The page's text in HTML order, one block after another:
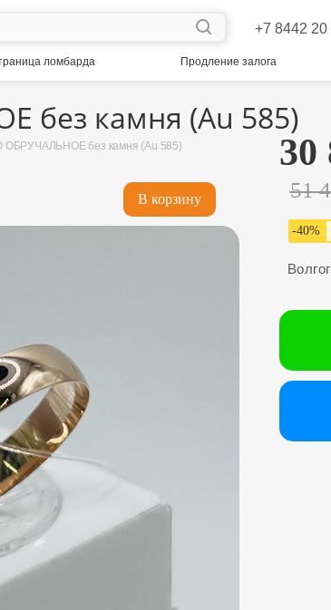
+7 8442 20
ломбарда Продление залога
камня (Au 585)
без камня (Au 585)
В корзину
30
51
-40%